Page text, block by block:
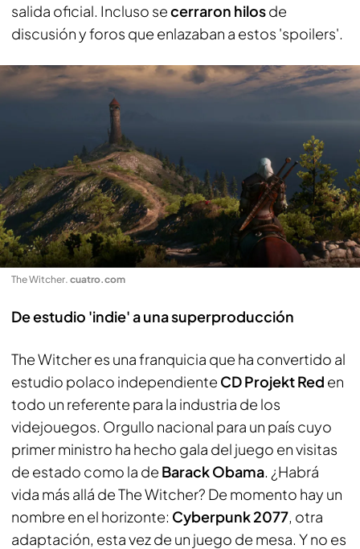
salida oficial. Incluso secerraron hilosde
discusión y foros que enlazaban a estos 'spoilers'.
The Witcher. cuatro.com
De estudio 'indie' a una superproducción
The Witcher es una franquicia que ha convertido al
estudio polaco independiente CD Projekt Red en
todo un referente para la industria de los
videjouegos. Orgullo nacional para un país cuyo
primer ministro ha hecho gala del juego en visitas
de estado como la de Barack Obama. ¿Habrá
vida más allá de The Witcher? De momento hay un
nombre en el horizonte: Cyberpunk 2077, otra
adaptación, esta vez de un juego de mesa. Y no es